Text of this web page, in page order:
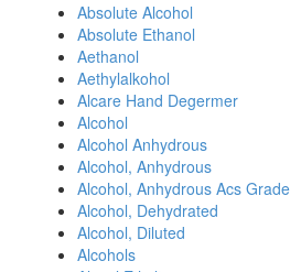
Absolute Alcohol
Absolute Ethanol
Aethanol
Aethylalkohol
Alcare Hand Degermer
Alcohol
Alcohol Anhydrous
Alcohol, Anhydrous
Alcohol, Anhydrous Acs Grade
Alcohol, Dehydrated
Alcohol, Diluted
Alcohols